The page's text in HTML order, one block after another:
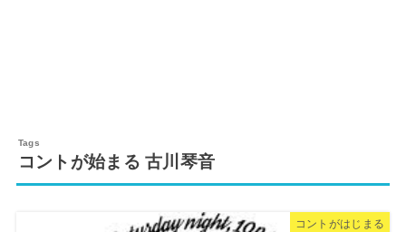
コントが始まる 古川琴音
コントがはじまる